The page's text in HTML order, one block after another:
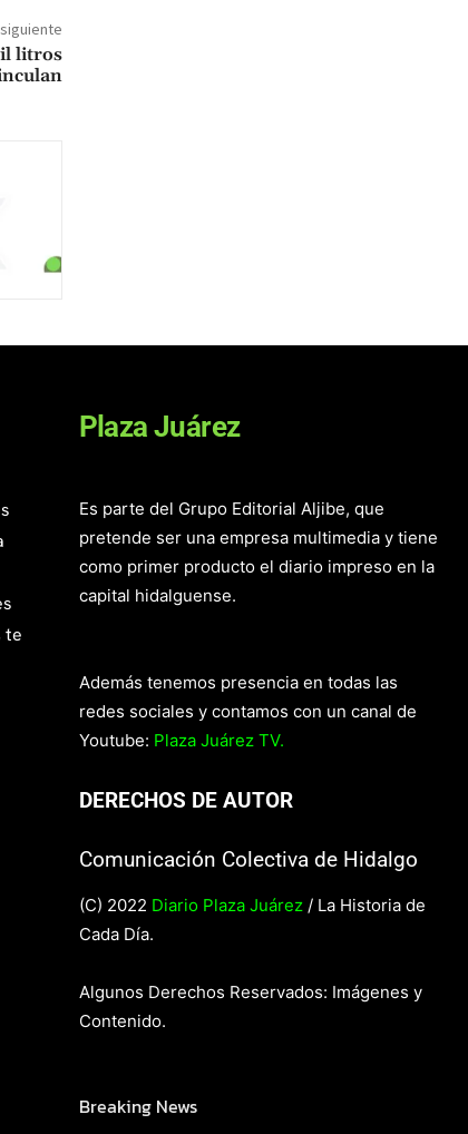
litros
te
Plaza Juárez
Es parte del Grupo Editorial Aljibe, que
pretende ser una empresa multimedia y tiene
como primer producto el diario impreso en la
capital hidalguense.
Además tenemos presencia en todas las
redes sociales y contamos con un canal de
Youtube: Plaza Juárez TV.
DERECHOS DE AUTOR
Comunicación Colectiva de Hidalgo
(C) 2022 Diario Plaza Juárez / La Historia de
Cada Día.
Algunos Derechos Reservados: Imágenes y
Contenido.
Breaking News